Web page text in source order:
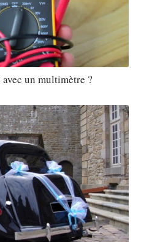
un multimètre ?